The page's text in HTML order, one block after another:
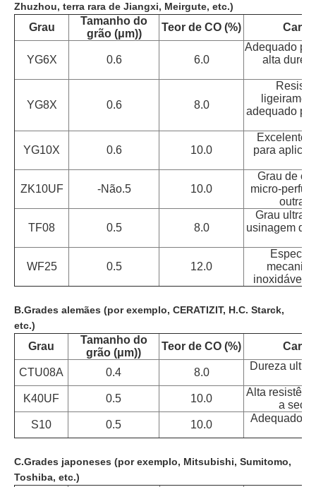
Zhuzhou, terra rara de Jiangxi, Meirgute, etc.)
Grau
Tamanho do
grão (μm))
Teor de CO (%)
YG6X 0.6 6.0
Adequado
alta
YG8X 0.6 8.0
adequado
YG10X 0.6 10.0
Excelente
para
ZK10UF -Não.5 10.0
Grau de
micro-
outras
TF08 0.5 8.0
Grau
usinagem de
WF25 0.5 12.0
inoxidável,
B.Grades alemães (por exemplo, CERATIZIT, H.C. Starck,
etc.)
Grau
Tamanho do
grão (μm))
Teor de CO (%)
CTU08A 0.4 8.0
Dureza
K40UF 0.5 10.0
Alta
a seco
S10
0.5 10.0
Adequado
C.Grades japoneses (por exemplo, Mitsubishi, Sumitomo,
Toshiba, etc.)